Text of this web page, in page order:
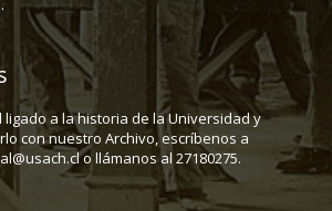
ligado a la historia de la Universidad y
con nuestro Archivo, escríbenos a
o llámanos al 27180275.